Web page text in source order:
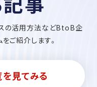
の活用方法などBtoB企
ご紹介します。
見てみる